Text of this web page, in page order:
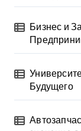
Бизнес и
Будущего